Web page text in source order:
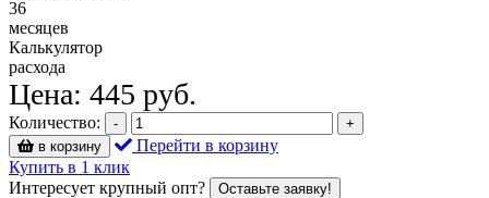
36
месяцев
Калькулятор
расхода
Цена: 445 руб.
Количество: -
+
в корзину
Перейти в корзину
Купить в 1 клик
Интересует крупный опт?
Оставьте заявку!